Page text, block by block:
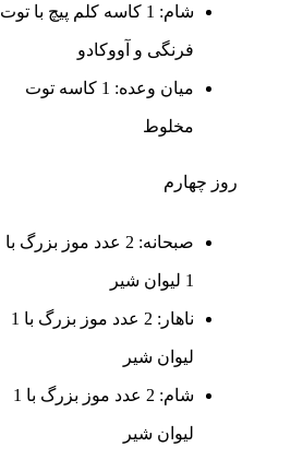
شام: 1 کاسه کلم پیچ با توت
فرنگی و آووکادو
میان وعده: 1 کاسه توت
مخلوط
روز چهارم
صبحانه: 2 عدد موز بزرگ با
1 لیوان شیر
ناهار: 2 عدد موز بزرگ با 1
لیوان شیر
شام: 2 عدد موز بزرگ با 1
لیوان شیر